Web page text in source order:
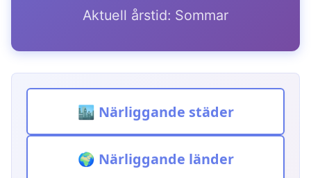
Aktuell årstid: Sommar
🏙️ Närliggande städer
🌍 Närliggande länder